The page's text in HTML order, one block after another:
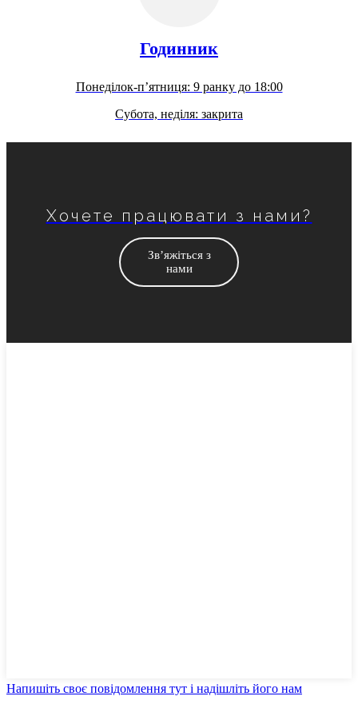
Годинник
Понеділок-п’ятниця: 9 ранку до 18:00
Субота, неділя: закрита
Хочете працювати з нами?
Зв’яжіться з
нами
Напишіть своє повідомлення тут і надішліть його нам